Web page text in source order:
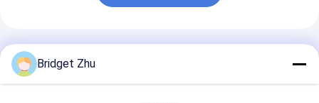
अनुशंसित उत्पाद
Bridget Zhu